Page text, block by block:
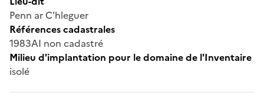
Penn ar C'hleguer
Références cadastrales
1983AI non cadastré
Milieu d'implantation pour le domaine de l'Inventaire
isolé